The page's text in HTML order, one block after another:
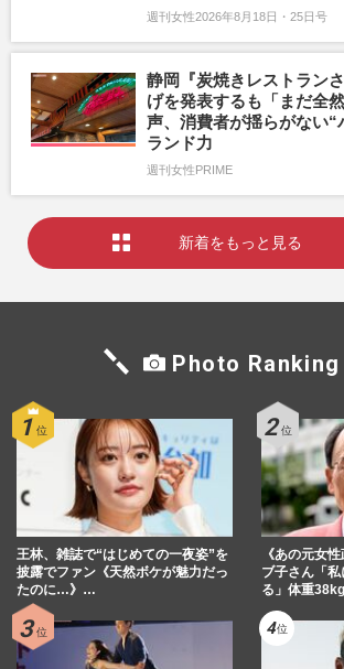
週刊女性2026年8月18日・25日号
静岡『炭焼きレストラン
げを発表するも「まだ全
声、消費者が揺らがない“
ランド力
週刊女性PRIME
新着をもっと見る
Photo Ranking
王林、雑誌で“はじめての一夜姿”を
披露でファン《天然ボケが魅力だっ
たのに…》…
《あの元女
ブ子さん「
る」体重